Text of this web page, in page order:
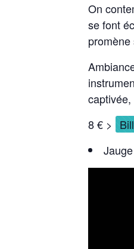
On
se font
8 € >